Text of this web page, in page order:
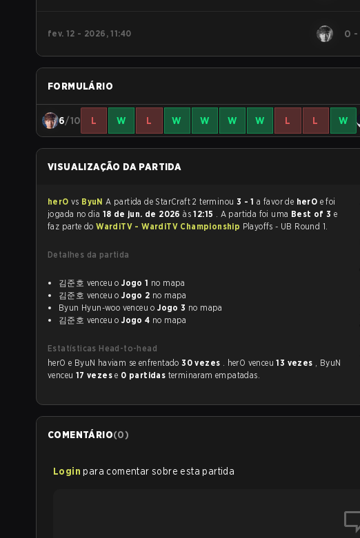
fev. 12 - 2026, 11:40 0 -
FORMULÁRIO
6/10 L W L W W W W L L W
VISUALIZAÇÃO DA PARTIDA
herO vs ByuN A partida de StarCraft 2 terminou 3 - 1 a favor de herO e foi
jogada no dia 18 de jun. de 2026às12:15 . A partida foi uma Best of 3 e
faz parte doWardiTV - WardiTV Championship Playoffs - UB Round 1.
Detalhes da partida
김준호 venceu oJogo 1 no mapa
김준호 venceu oJogo 2 no mapa
Byun Hyun-woo venceu oJogo 3 no mapa
김준호 venceu oJogo 4 no mapa
Estatísticas Head-to-head
herO e ByuN haviam se enfrentado30 vezes . herO venceu13 vezes , ByuN
venceu 17 vezese 0 partidas terminaram empatadas.
COMENTÁRIO(0)
Login para comentar sobre esta partida